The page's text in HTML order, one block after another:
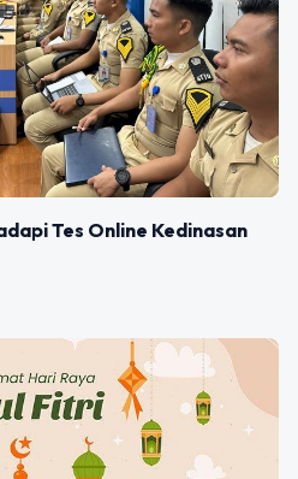
Tes Online Kedinasan